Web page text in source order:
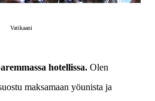
Vatikaani
hotellissa. Olen
maksamaan yöunista ja